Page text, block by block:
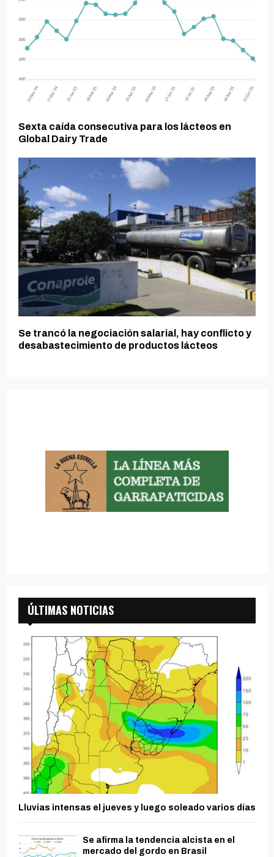
Sexta caída consecutiva para los lácteos en
Global Dairy Trade
Se trancó la negociación salarial, hay conflicto y
desabastecimiento de productos lácteos
ÚLTIMAS NOTICIAS
Lluvias intensas el jueves y luego soleado varios días
Se afirma la tendencia alcista en el
mercado del gordo en Brasil